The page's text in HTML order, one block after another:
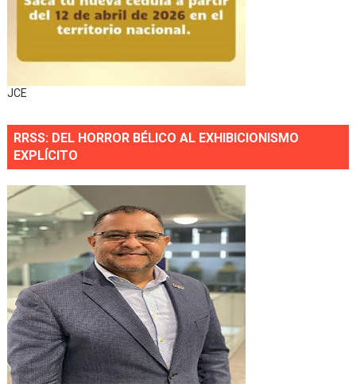
JCE
RRSS: DEL HORROR BÉLICO AL EXHIBICIONISMO
EXPLÍCITO